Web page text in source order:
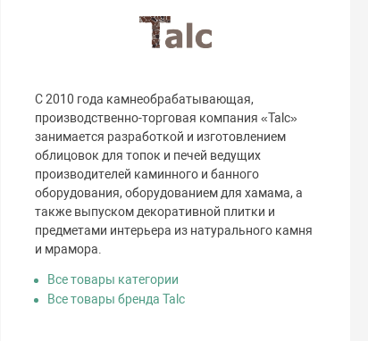
С 2010 года камнеобрабатывающая,
производственно-торговая компания «Talc»
занимается разработкой и изготовлением
облицовок для топок и печей ведущих
производителей каминного и банного
оборудования, оборудованием для хамама, а
также выпуском декоративной плитки и
предметами интерьера из натурального камня
и мрамора.
Все товары категории
Все товары бренда Talc